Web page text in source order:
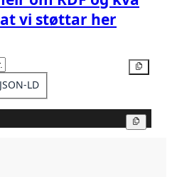
vi støttar her
JSON-LD